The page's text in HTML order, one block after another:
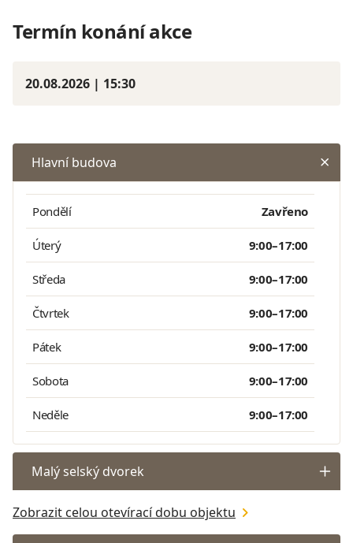
Termín konání akce
20.08.2026 | 15:30
Hlavní budova
Pondělí Zavřeno
Úterý 9:00–17:00
Středa 9:00–17:00
Čtvrtek 9:00–17:00
Pátek 9:00–17:00
Sobota 9:00–17:00
Neděle 9:00–17:00
Malý selský dvorek
Zobrazit celou otevírací dobu objektu